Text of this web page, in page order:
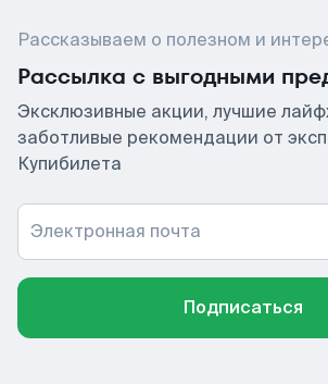
Рассказываем о полезном и
Рассылка с выгодными
Эксклюзивные акции, лучшие
заботливые рекомендации от
Купибилета
Электронная почта
Подписаться